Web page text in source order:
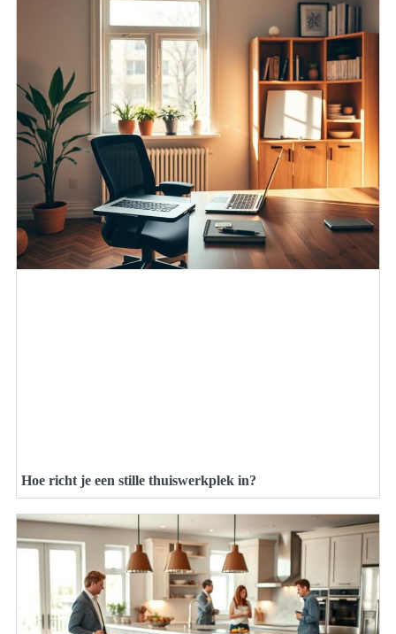
Hoe richt je een stille thuiswerkplek in?